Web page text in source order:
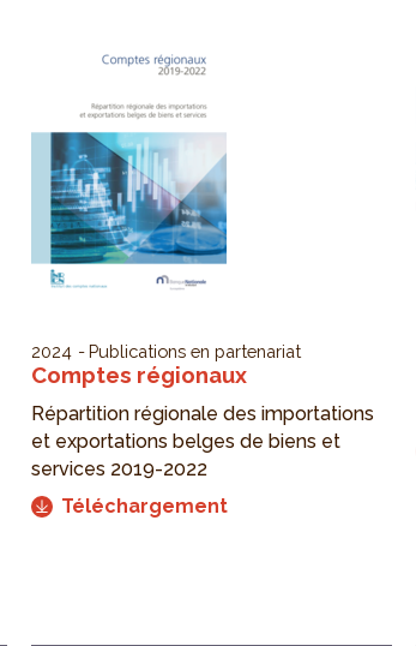
2024 Publications en partenariat
Comptes régionaux
Répartition régionale des importations
et exportations belges de biens et
services 2019-2022
Téléchargement